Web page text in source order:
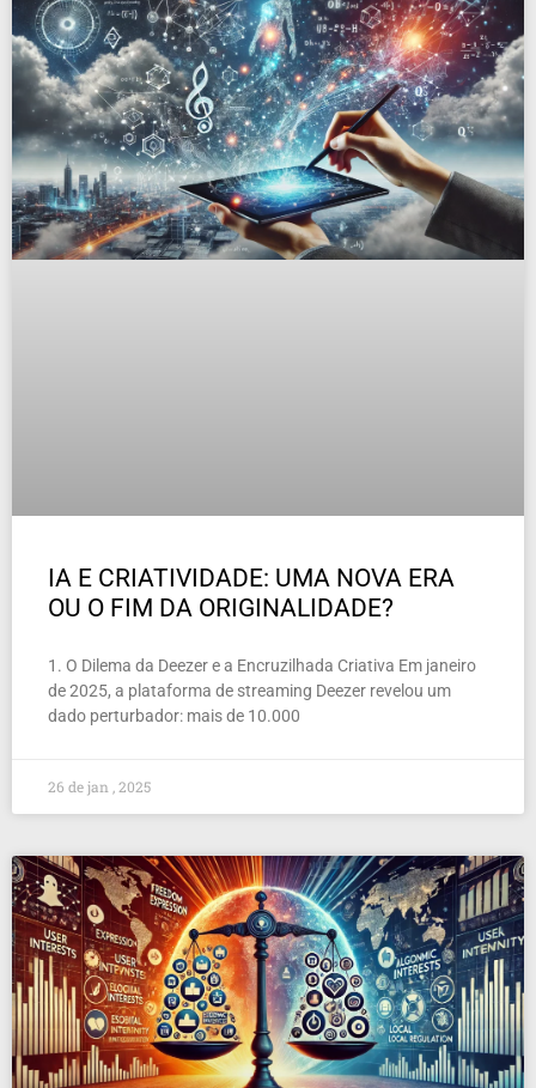
IA E CRIATIVIDADE: UMA NOVA ERA
OU O FIM DA ORIGINALIDADE?
1. O Dilema da Deezer e a Encruzilhada Criativa Em janeiro
de 2025, a plataforma de streaming Deezer revelou um
dado perturbador: mais de 10.000
26 de jan , 2025